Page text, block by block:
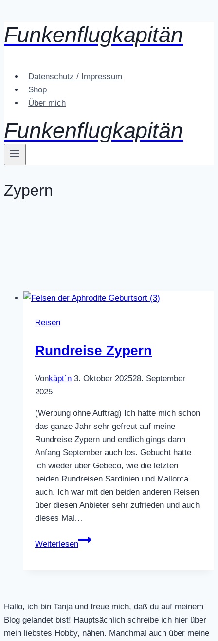
Zum
Inhalt
Funkenflugkapitän
Datenschutz / Impressum
Shop
Über mich
Funkenflugkapitän
Zypern
Reisen
Rundreise Zypern
Vonkäpt`n 3. Oktober 202528. September
2025
(Werbung ohne Auftrag) Ich hatte mich schon
das ganze Jahr sehr gefreut auf meine
Rundreise Zypern und endlich gings dann
Anfang September auch los. Gebucht hatte
ich wieder über Gebeco, wie die letzten
beiden Rundreisen Sardinien und Mallorca
auch. Ich war mit den beiden anderen Reisen
über diesen Anbieter sehr zufrieden und auch
dieses Mal…
Weiterlesen
Rundreise
Hallo, ich bin Tanja und freue mich, daß du auf meinem
Blog gelandet bist! Hauptsächlich schreibe ich hier über
mein liebstes Hobby, nähen. Manchmal auch über meine